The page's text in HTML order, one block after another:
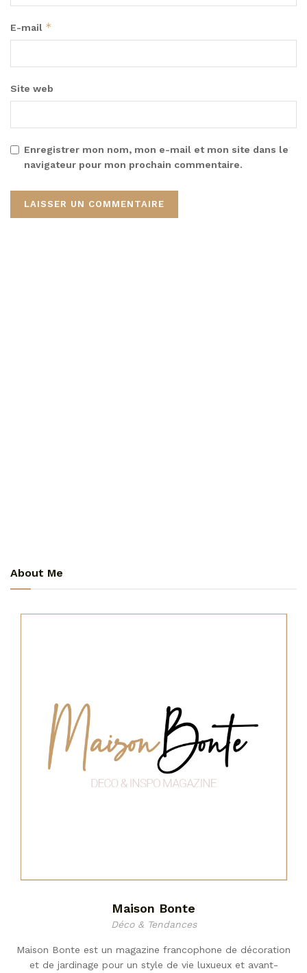
E-mail *
Site web
Enregistrer mon nom, mon e-mail et mon site dans le
navigateur pour mon prochain commentaire.
About Me
Maison Bonte
Déco & Tendances
Maison Bonte est un magazine francophone de décoration
et de jardinage pour un style de vie luxueux et avant-